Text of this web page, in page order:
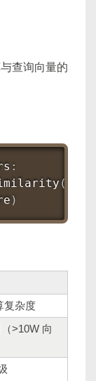
查询向量的
:
(
)
复杂度
>10W 向